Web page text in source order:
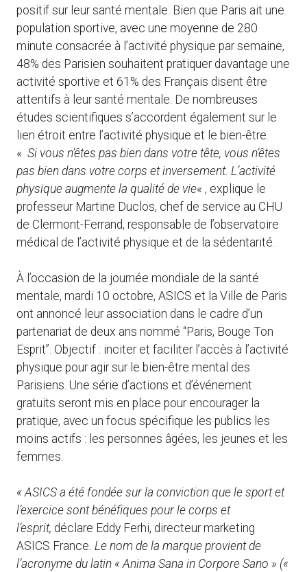
positif sur leur santé mentale. Bien que Paris ait une
population sportive, avec une moyenne de 280
minute consacrée à l’activité physique par semaine,
48% des Parisien souhaitent pratiquer davantage une
activité sportive et 61% des Français disent être
attentifs à leur santé mentale. De nombreuses
études scientifiques s’accordent également sur le
lien étroit entre l’activité physique et le bien-être.
« Si vous n’êtes pas bien dans votre tête, vous n’êtes
pas bien dans votre corps et inversement. L’activité
physique augmente la qualité de vie« , explique le
professeur Martine Duclos, chef de service au CHU
de Clermont-Ferrand, responsable de l’observatoire
médical de l’activité physique et de la sédentarité.
À l’occasion de la journée mondiale de la santé
mentale, mardi 10 octobre, ASICS et la Ville de Paris
ont annoncé leur association dans le cadre d’un
partenariat de deux ans nommé “Paris, Bouge Ton
Esprit”. Objectif : inciter et faciliter l’accès à l’activité
physique pour agir sur le bien-être mental des
Parisiens. Une série d’actions et d’événement
gratuits seront mis en place pour encourager la
pratique, avec un focus spécifique les publics les
moins actifs : les personnes âgées, les jeunes et les
femmes.
« ASICS a été fondée sur la conviction que le sport et
l’exercice sont bénéfiques pour le corps et
l’esprit, déclare Eddy Ferhi, directeur marketing
ASICS France. Le nom de la marque provient de
l’acronyme du latin « Anima Sana in Corpore Sano » («